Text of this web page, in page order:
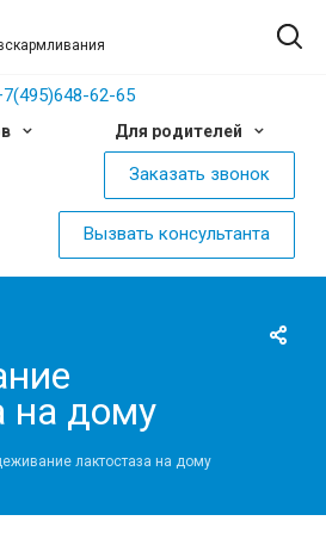
62-65
Для родителей
Заказать звонок
Вызвать консультанта
на дому
лактостаза на дому